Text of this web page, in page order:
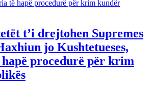
t’i drejtohen Supremes
jo Kushtetueses,
procedurë për krim